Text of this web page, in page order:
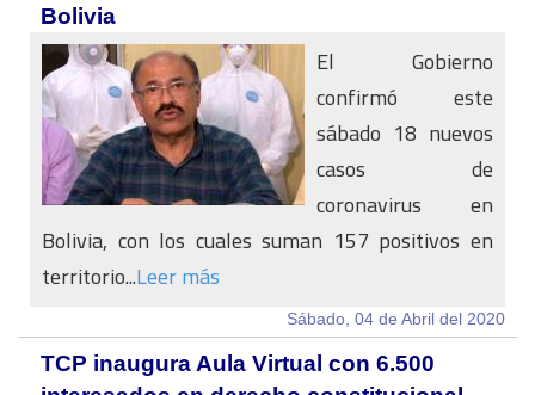
Bolivia
El Gobierno
confirmó este
sábado 18 nuevos
casos de
coronavirus en
Bolivia, con los cuales suman 157 positivos en
territorio...Leer más
Sábado, 04 de Abril del 2020
TCP inaugura Aula Virtual con 6.500